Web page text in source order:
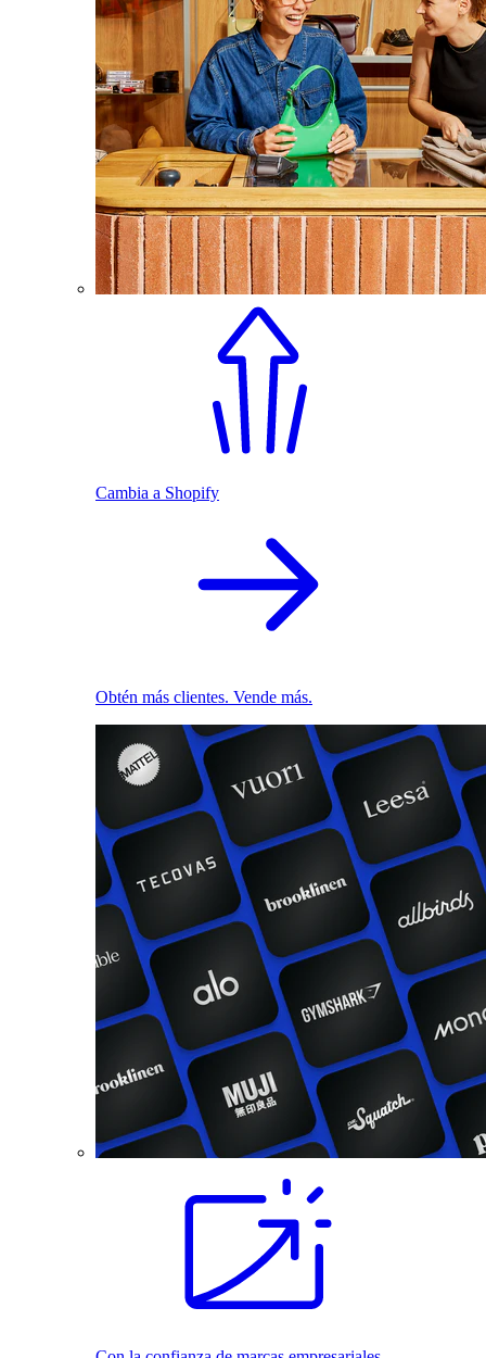
Cambia a Shopify
Obtén más clientes. Vende más.